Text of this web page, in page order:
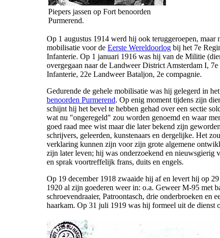
Piepers jassen op Fort benoorden
Purmerend.
Op 1 augustus 1914 werd hij ook teruggeroepen, maar
mobilisatie voor de Eerste Wereldoorlog bij het 7e
Infanterie. Op 1 januari 1916 was hij van de Militie
overgegaan naar de Landweer District Amsterdam I,
Infanterie, 22e Landweer Bataljon, 2e compagnie.
Gedurende de gehele mobilisatie was hij gelegerd in
benoorden Purmerend. Op enig moment tijdens zijn
schijnt hij het bevel te hebben gehad over een sectie
wat nu "ongeregeld" zou worden genoemd en waar
goed raad mee wist maar die later bekend zijn
schrijvers, geleerden, kunstenaars en dergelijke. Het
verklaring kunnen zijn voor zijn grote algemene
zijn later leven; hij was onderzoekend en nieuwsgierig
en sprak voortreffelijk frans, duits en engels.
Op 19 december 1918 zwaaide hij af en levert hij op
1920 al zijn goederen weer in: o.a. Geweer M-95 met
schroevendraaier, Patroontasch, drie onderbroeken en
haarkam. Op 31 juli 1919 was hij formeel uit de dienst